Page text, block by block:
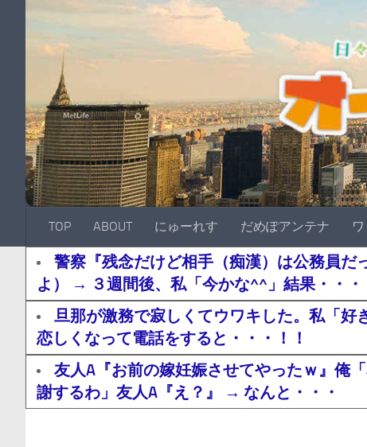
TOP ABOUT にゅーれす だめぽアンテナ
警察『残念だけど相手（痴漢）は公務員だ
よ） → ３週間後、私「今かな^^」結果・・・
旦那が激務で寂しくてウワキした。私「
恋しくなって電話をすると・・・！！
友人A『お前の嫁妊娠させてやったｗ』俺
謝するわ」友人A『え？』 → なんと・・・